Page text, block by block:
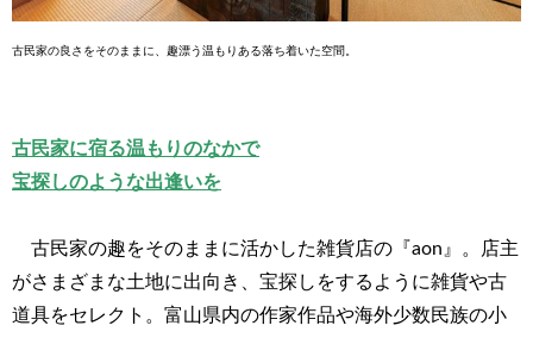
古民家の良さをそのままに、趣漂う温もりある落ち着いた空間。
古民家に宿る温もりのなかで
宝探しのような出逢いを
古民家の趣をそのままに活かした雑貨店の『aon』。店主
がさまざまな土地に出向き、宝探しをするように雑貨や古
道具をセレクト。富山県内の作家作品や海外少数民族の小